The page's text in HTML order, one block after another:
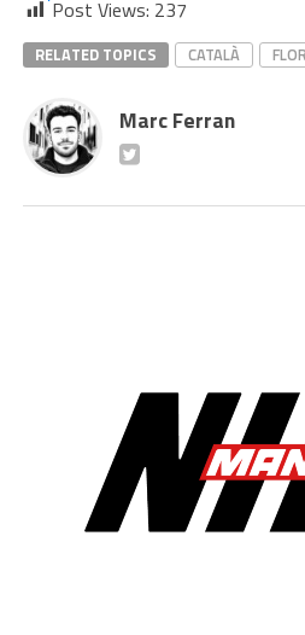
Post Views: 237
RELATED TOPICS CATALÀ
Marc Ferran